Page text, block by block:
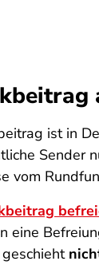
ist in
Sender
vom
eine